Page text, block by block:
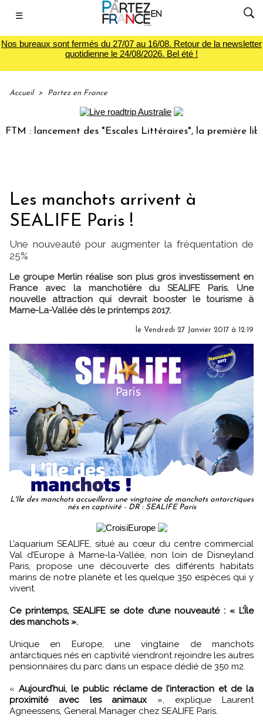
☰
Nos bureaux sont fermés du 27/07 au 16/08. Retour de la newsletter
quotidienne le 24/08/2026. Bel été !
Accueil > Partez en France
: lancement des "Escales Littéraires", la première librairie
Les manchots arrivent à
SEALIFE Paris !
Une nouveauté pour augmenter la fréquentation de
25%
Le groupe Merlin réalise son plus gros investissement en
France avec la manchotière du SEALIFE Paris. Une
nouvelle attraction qui devrait booster le tourisme à
Marne-La-Vallée dès le printemps 2017.
le Vendredi 27 Janvier 2017 à 12:19
L'Ile des manchots accueillera une vingtaine de manchots antarctiques
nés en captivité - DR : SEALIFE Paris
L’aquarium SEALIFE, situé au cœur du centre commercial
Val d’Europe à Marne-la-Vallée, non loin de Disneyland
Paris, propose une découverte des différents habitats
marins de notre planète et les quelque 350 espèces qui y
vivent.
Ce printemps, SEALIFE se dote d’une nouveauté : « L’Île
des manchots ».
Unique en Europe, une vingtaine de manchots
antarctiques nés en captivité viendront rejoindre les autres
pensionnaires du parc dans un espace dédié de 350 m2.
« Aujourd’hui, le public réclame de l’interaction et de la
proximité avec les animaux », explique Laurent
Agneessens, General Manager chez SEALIFE Paris.